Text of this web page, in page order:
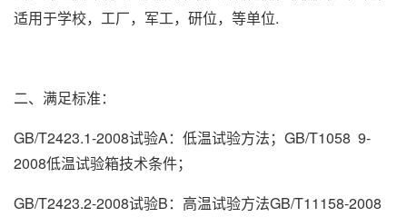
适用于学校，工厂，军工，研位，等单位.
二、满足标准：
GB/T2423.1-2008试验A：低温试验方法；GB/T1058 9-
2008低温试验箱技术条件；
GB/T2423.2-2008试验B：高温试验方法GB/T11158-2008